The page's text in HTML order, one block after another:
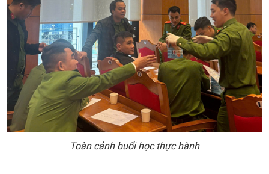
Toàn cảnh buổi học thực hành